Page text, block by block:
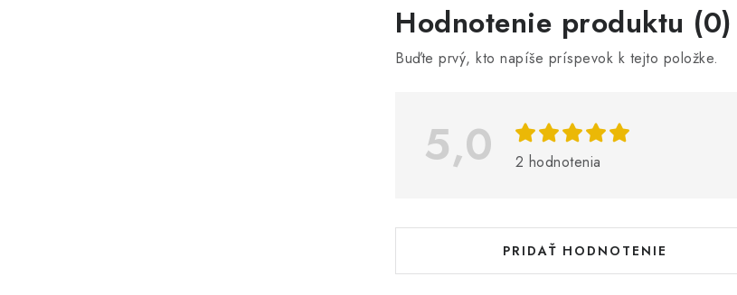
Hodnotenie produktu (0)
Buďte prvý, kto napíše príspevok k tejto položke.
5,0 2 hodnotenia
PRIDAŤ HODNOTENIE
V
ý
d